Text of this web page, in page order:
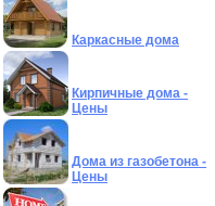
Каркасные дома
Кирпичные дома -
Цены
Дома из газобетона -
Цены